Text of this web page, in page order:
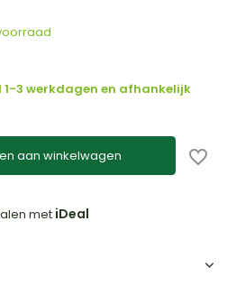
3 werkdagen en afhankelijk
aan winkelwagen
met iDeal